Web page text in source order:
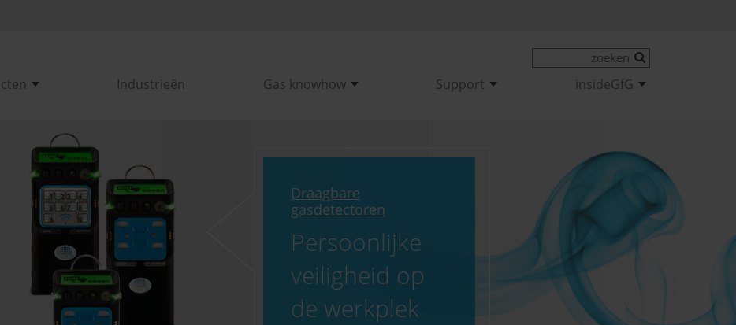
Industrieën Gas knowhow Support insideGfG
Draagbare
gasdetectoren
Persoonlijke
veiligheid op
de werkplek